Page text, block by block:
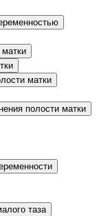
матки
полости матки
таза